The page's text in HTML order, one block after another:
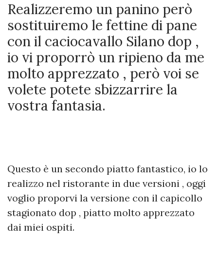
Realizzeremo un panino però
sostituiremo le fettine di pane
con il caciocavallo Silano dop ,
io vi proporrò un ripieno da me
molto apprezzato , però voi se
volete potete sbizzarrire la
vostra fantasia.
Questo è un secondo piatto fantastico, io lo
realizzo nel ristorante in due versioni , oggi
voglio proporvi la versione con il capicollo
stagionato dop , piatto molto apprezzato
dai miei ospiti.